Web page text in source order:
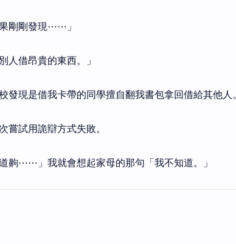
剛剛發現⋯⋯」
人借昂貴的東西。」
現是借我卡帶的同學擅自翻我書包拿回借給其他人。
試用詭辯方式失敗。
齁⋯⋯」我就會想起家母的那句「我不知道。」